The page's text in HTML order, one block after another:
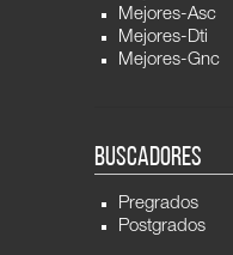
Mejores-Asc
Mejores-Dti
Mejores-Gnc
BUSCADORES
Pregrados
Postgrados